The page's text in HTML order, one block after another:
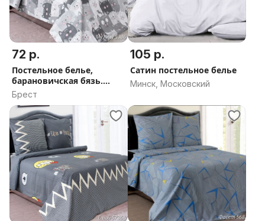
72 р.
Постельное белье,
барановичская бязь.
БЛАКИТ
Брест
105 р.
Сатин постельное белье
Минск, Московский